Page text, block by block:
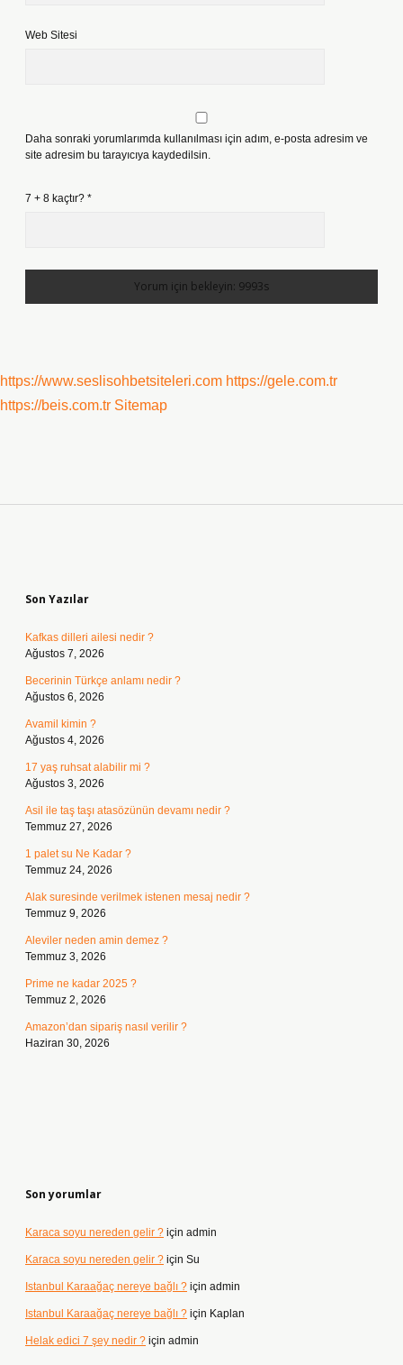
Web Sitesi
Daha sonraki yorumlarımda kullanılması için adım, e-posta adresim ve
site adresim bu tarayıcıya kaydedilsin.
7 + 8 kaçtır? *
https://www.seslisohbetsiteleri.com https://gele.com.tr
https://beis.com.tr Sitemap
Son Yazılar
Kafkas dilleri ailesi nedir ?
Ağustos 7, 2026
Becerinin Türkçe anlamı nedir ?
Ağustos 6, 2026
Avamil kimin ?
Ağustos 4, 2026
17 yaş ruhsat alabilir mi ?
Ağustos 3, 2026
Asil ile taş taşı atasözünün devamı nedir ?
Temmuz 27, 2026
1 palet su Ne Kadar ?
Temmuz 24, 2026
Alak suresinde verilmek istenen mesaj nedir ?
Temmuz 9, 2026
Aleviler neden amin demez ?
Temmuz 3, 2026
Prime ne kadar 2025 ?
Temmuz 2, 2026
Amazon’dan sipariş nasıl verilir ?
Haziran 30, 2026
Son yorumlar
Karaca soyu nereden gelir ? için admin
Karaca soyu nereden gelir ? için Su
Istanbul Karaağaç nereye bağlı ? için admin
Istanbul Karaağaç nereye bağlı ? için Kaplan
Helak edici 7 şey nedir ? için admin